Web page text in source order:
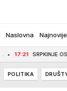
Naslovna Najnovije
SRPKINJE OSVOJILE
POLITIKA